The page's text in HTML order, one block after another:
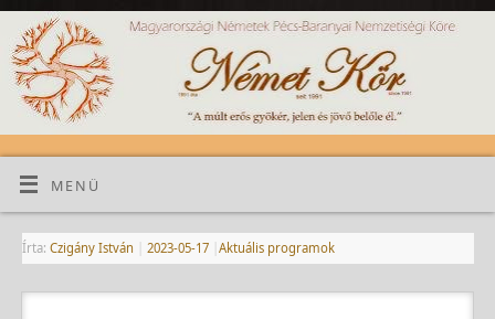
MENÜ
Írta: Czigány István 2023-05-17 Aktuális programok